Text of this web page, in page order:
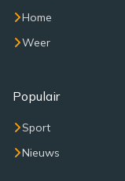
Home
Weer
Populair
Sport
Nieuws